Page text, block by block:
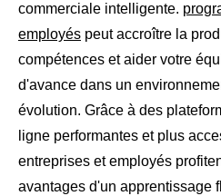
commerciale intelligente.
employés peut accroître la
compétences et aider votre
d'avance dans un
évolution. Grâce à des
ligne performantes et plus
entreprises et employés
avantages d'un apprentissage